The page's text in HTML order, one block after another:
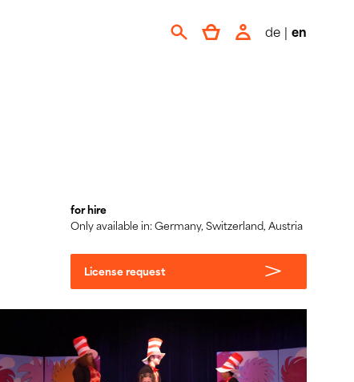
de | en
for hire
Only available in: Germany, Switzerland, Austria
License request